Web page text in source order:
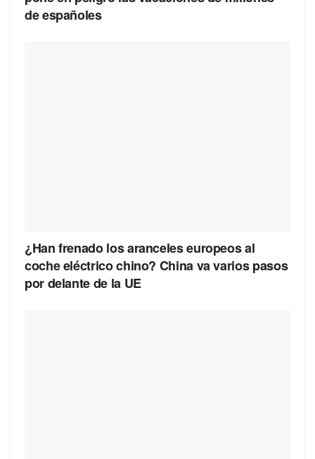
de españoles
¿Han frenado los aranceles europeos al
coche eléctrico chino? China va varios pasos
por delante de la UE